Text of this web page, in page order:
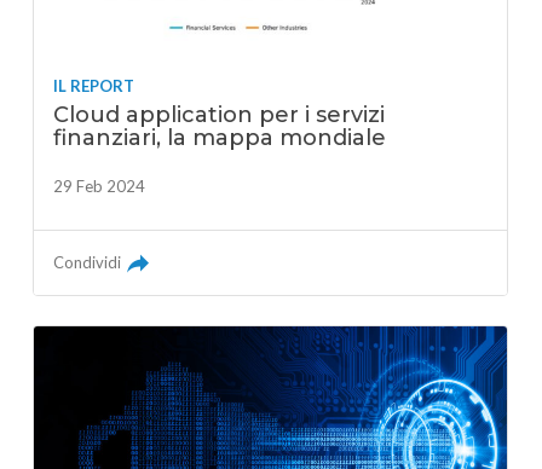
IL REPORT
Cloud application per i servizi
finanziari, la mappa mondiale
29 Feb 2024
Condividi